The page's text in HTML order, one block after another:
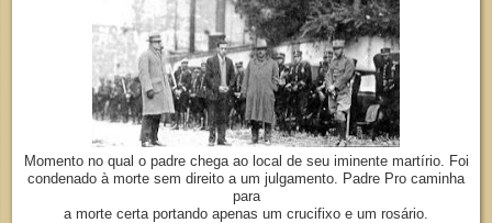
Momento no qual o padre chega ao local de seu iminente martírio. Foi
condenado à morte sem direito a um julgamento. Padre Pro caminha
para
a morte certa portando apenas um crucifixo e um rosário.